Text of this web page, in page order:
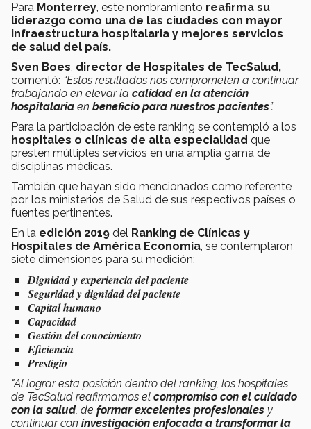
Para Monterrey, este nombramiento reafirma su
liderazgo como una de las ciudades con mayor
infraestructura hospitalaria y mejores servicios
de salud del país.
Sven Boes, director de Hospitales de TecSalud,
comentó: “Estos resultados nos comprometen a continuar
trabajando en elevar la calidad en la atención
hospitalaria en beneficio para nuestros pacientes”.
Para la participación de este ranking se contempló a los
hospitales o clínicas de alta especialidad que
presten múltiples servicios en una amplia gama de
disciplinas médicas.
También que hayan sido mencionados como referente
por los ministerios de Salud de sus respectivos países o
fuentes pertinentes.
En la edición 2019 del Ranking de Clínicas y
Hospitales de América Economía, se contemplaron
siete dimensiones para su medición:
Dignidad y experiencia del paciente
Seguridad y dignidad del paciente
Capital humano
Capacidad
Gestión del conocimiento
Eficiencia
Prestigio
"Al lograr esta posición dentro del ranking, los hospitales
de TecSalud reafirmamos el compromiso con el cuidado
con la salud, de formar excelentes profesionales y
continuar con investigación enfocada a transformar la